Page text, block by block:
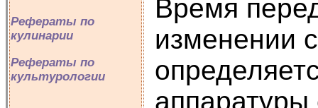
Рефераты по
кулинарии
Рефераты по
культурологии
Время
изменении
аппаратуры